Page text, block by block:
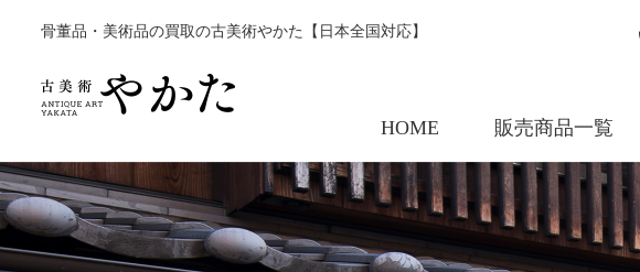
骨董品・美術品の買取の古美術やかた【日本全国対応】
HOME 販売商品一覧